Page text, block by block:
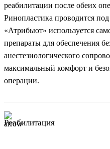
реабилитации после обеих
Ринопластика проводится
«Атрибьют» используется
препараты для обеспечения
анестезиологического
максимальный комфорт и
операции.
Реабилитация